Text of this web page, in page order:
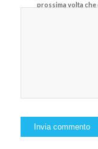
prossima volta che